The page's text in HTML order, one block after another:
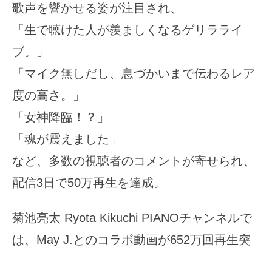
歌声を響かせる姿が注目され、
「生で聴けた人が羨ましくなるゲリラライ
ブ。」
「マイク無しだし、息づかいまで伝わるレア
度の高さ。」
「女神降臨！？」
「魂が震えました」
など、多数の視聴者のコメントが寄せられ、
配信3日で50万再生を達成。
菊池亮太 Ryota Kikuchi PIANOチャンネルで
は、May J.とのコラボ動画が652万回再生突